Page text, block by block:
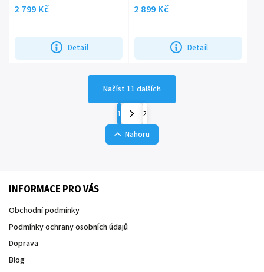
2 799 Kč
Detail
2 899 Kč
Detail
Načíst 11 dalších
1
2
Nahoru
INFORMACE PRO VÁS
Obchodní podmínky
Podmínky ochrany osobních údajů
Doprava
Blog